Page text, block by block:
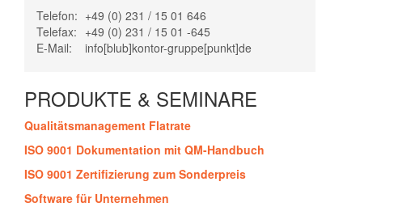
Telefon: +49 (0) 231 / 15 01 646
Telefax: +49 (0) 231 / 15 01 -645
E-Mail:
info[blub]kontor-gruppe[punkt]de
PRODUKTE & SEMINARE
Qualitätsmanagement Flatrate
ISO 9001 Dokumentation mit QM-Handbuch
ISO 9001 Zertifizierung zum Sonderpreis
Software für Unternehmen